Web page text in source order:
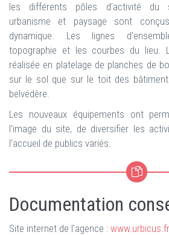
les différents pôles d'activité du
urbanisme et paysage sont
dynamique. Les lignes
topographie et les courbes du lieu.
réalisée en platelage de planches de
sur le sol que sur le toit des
belvédère.
Les nouveaux équipements ont
l'image du site, de diversifier les
l'accueil de publics variés.
Documentation
Site internet de l'agence : www.urbicus.fr